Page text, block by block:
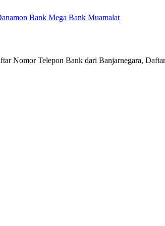
Bank Mega Bank Muamalat
Nomor Telepon Bank dari Banjarnegara,